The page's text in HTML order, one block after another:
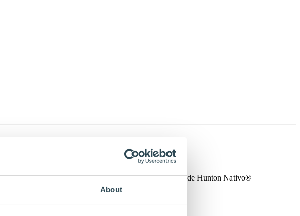
About
træfiberbaserede materialer, og den miljødokumendterede Hunton Nativo®